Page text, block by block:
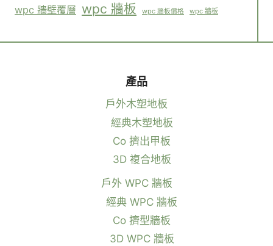
wpc 牆壁覆層 wpc 牆板 wpc 牆板價格 wpc 牆板
產品
戶外木塑地板
經典木塑地板
Co 擠出甲板
3D 複合地板
戶外 WPC 牆板
經典 WPC 牆板
Co 擠型牆板
3D WPC 牆板